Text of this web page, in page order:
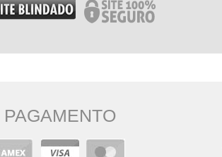
PAGAMENTO